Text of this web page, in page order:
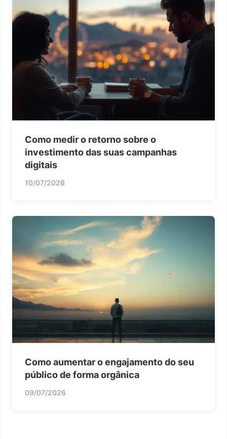
Como medir o retorno sobre o
investimento das suas campanhas
digitais
10/07/2026
Como aumentar o engajamento do seu
público de forma orgânica
09/07/2026